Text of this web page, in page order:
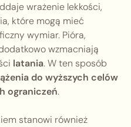
wrażenie lekkości,
które mogą mieć
wymiar. Pióra,
wzmacniają
latania. W ten sposób
do wyższych celów
ograniczeń.
stanowi również